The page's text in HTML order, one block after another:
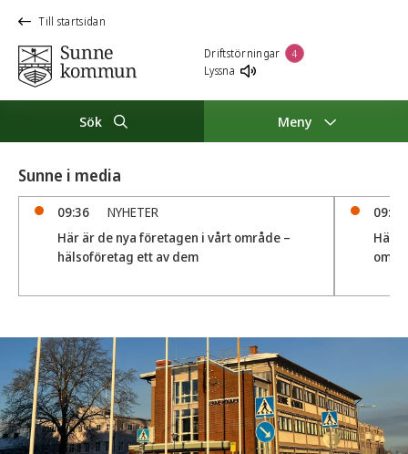
Till startsidan
Driftstörningar 4
Lyssna
Sök Meny
Sunne i media
09:36
NYHETER
Här är de nya företagen i vårt område –
hälsoföretag ett av dem
09:19
Här